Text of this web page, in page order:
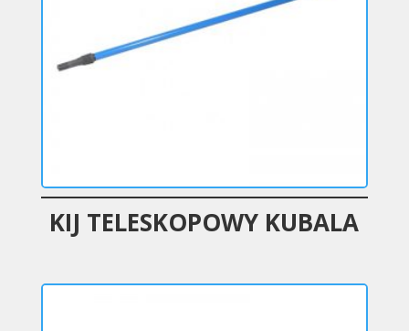
KIJ TELESKOPOWY KUBALA